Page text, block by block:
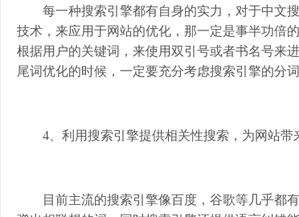
每一种搜索引擎都有自身的实力，对于中文
技术，来应用于网站的优化，那一定是事半功倍
根据用户的关键词，来使用双引号或者书名号来
尾词优化的时候，一定要充分考虑搜索引擎的分词
4、利用搜索引擎提供相关性搜索，为网站带
目前主流的搜索引擎像百度，谷歌等几乎都